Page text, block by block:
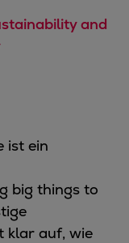
and
ist ein
big things to
klar auf, wie